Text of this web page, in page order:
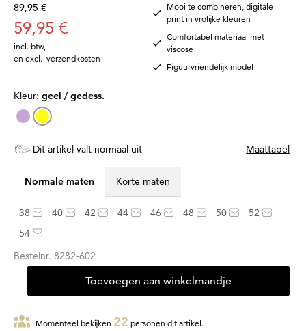
89,95 €
59,95 €
incl. btw,
en excl. verzendkosten
Mooi te combineren, digitale
print in vrolijke kleuren
Comfortabel materiaal met
viscose
Figuurvriendelijk model
Kleur: geel / gedess.
Dit artikel valt normaal uit Maattabel
Normale maten Korte maten
38 40 42 44 46 48 50
52
54
Bestelnr. 8282-602
Toevoegen aan winkelmandje
Momenteel bekijken 22 personen dit artikel.